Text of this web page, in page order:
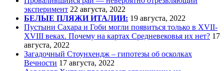
эксперимент 22 августа, 2022
БЕЛЫЕ ПЛЯЖИ ИТАЛИИ: 19 августа, 2022
Пустыни Сахара и Гоби могли появиться только в XVII-
XVIII веках. Почему на картах Средневековья их нет? 17
августа, 2022
Загадочный Стоунхендж – гипотезы об осколках
Вечности 17 августа, 2022